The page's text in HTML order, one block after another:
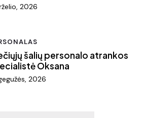
2026
šalių personalo atrankos
Oksana
2026